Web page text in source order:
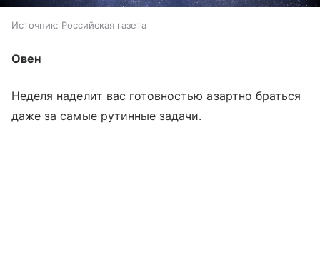
Источник: Российская газета
Овен
Неделя наделит вас готовностью азартно браться
даже за самые рутинные задачи.